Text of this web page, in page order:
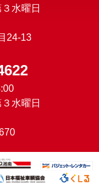
水曜日
24-13
水曜日